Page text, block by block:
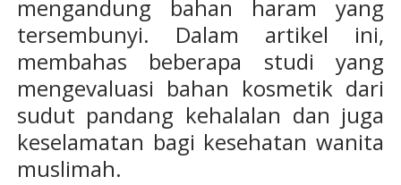
mengandung bahan haram yang
tersembunyi. Dalam artikel ini,
membahas beberapa studi yang
mengevaluasi bahan kosmetik dari
sudut pandang kehalalan dan juga
keselamatan bagi kesehatan wanita
muslimah.